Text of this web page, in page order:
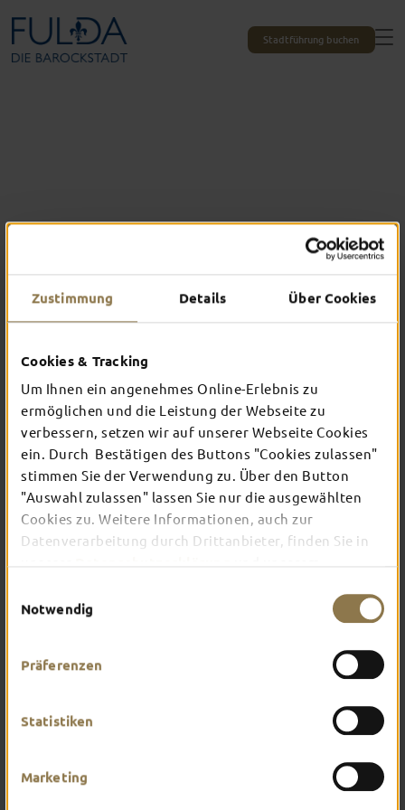
Zustimmung Details Über Cookies
Cookies & Tracking
Um Ihnen ein angenehmes Online-Erlebnis zu
ermöglichen und die Leistung der Webseite zu
verbessern, setzen wir auf unserer Webseite Cookies
ein. Durch Bestätigen des Buttons "Cookies zulassen"
stimmen Sie der Verwendung zu. Über den Button
"Auswahl zulassen" lassen Sie nur die ausgewählten
Cookies zu. Weitere Informationen, auch zur
Datenverarbeitung durch Drittanbieter, finden Sie in
Notwendig
Präferenzen
Statistiken
Marketing
Stadtführung buchen
TOP-EVENTS
In Fulda ist irgendwo immer etwas los: Ob
Konzert, Musical, Erlebnis-Stadtführung oder
Theater – entdecke hier aktuelle Veranstaltungen
und Highlights in und um Fulda.